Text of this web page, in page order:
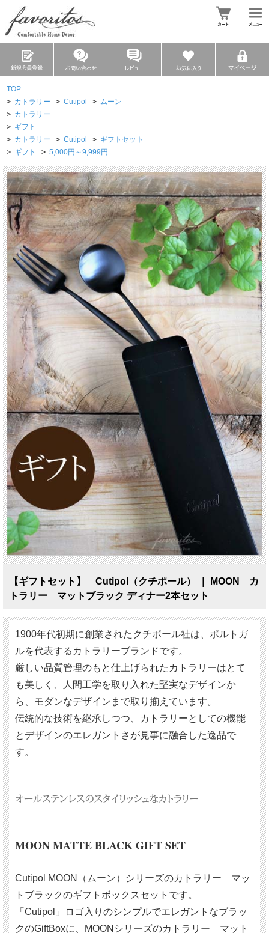
TOP
> カトラリー > Cutipol > ムーン
> カトラリー
> ギフト
> カトラリー > Cutipol > ギフトセット
> ギフト > 5,000円～9,999円
【ギフトセット】 Cutipol（クチポール） ｜ MOON カ
トラリー マットブラック ディナー2本セット
1900年代初期に創業されたクチポール社は、ポルトガ
ルを代表するカトラリーブランドです。
厳しい品質管理のもと仕上げられたカトラリーはとて
も美しく、人間工学を取り入れた堅実なデザインか
ら、モダンなデザインまで取り揃えています。
伝統的な技術を継承しつつ、カトラリーとしての機能
とデザインのエレガントさが見事に融合した逸品で
す。
MOON MATTE BLACK GIFT SET
Cutipol MOON（ムーン）シリーズのカトラリー マッ
トブラックのギフトボックスセットです。
「Cutipol」ロゴ入りのシンプルでエレガントなブラッ
クのGiftBoxに、MOONシリーズのカトラリー マット